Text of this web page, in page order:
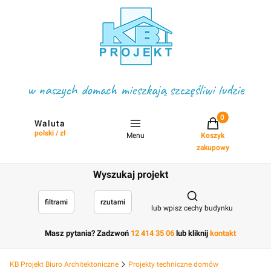
w naszych domach mieszkają szczęśliwi ludzie
Waluta
polski / zł Menu
Projekty w
Koszyk
zakupowy
Wyszukaj projekt
filtrami rzutami
Otwórz
lub wpisz cechy budynku
Masz pytania? Zadzwoń 12 414 35 06 lub kliknij kontakt
KB Projekt Biuro Architektoniczne Projekty techniczne domów